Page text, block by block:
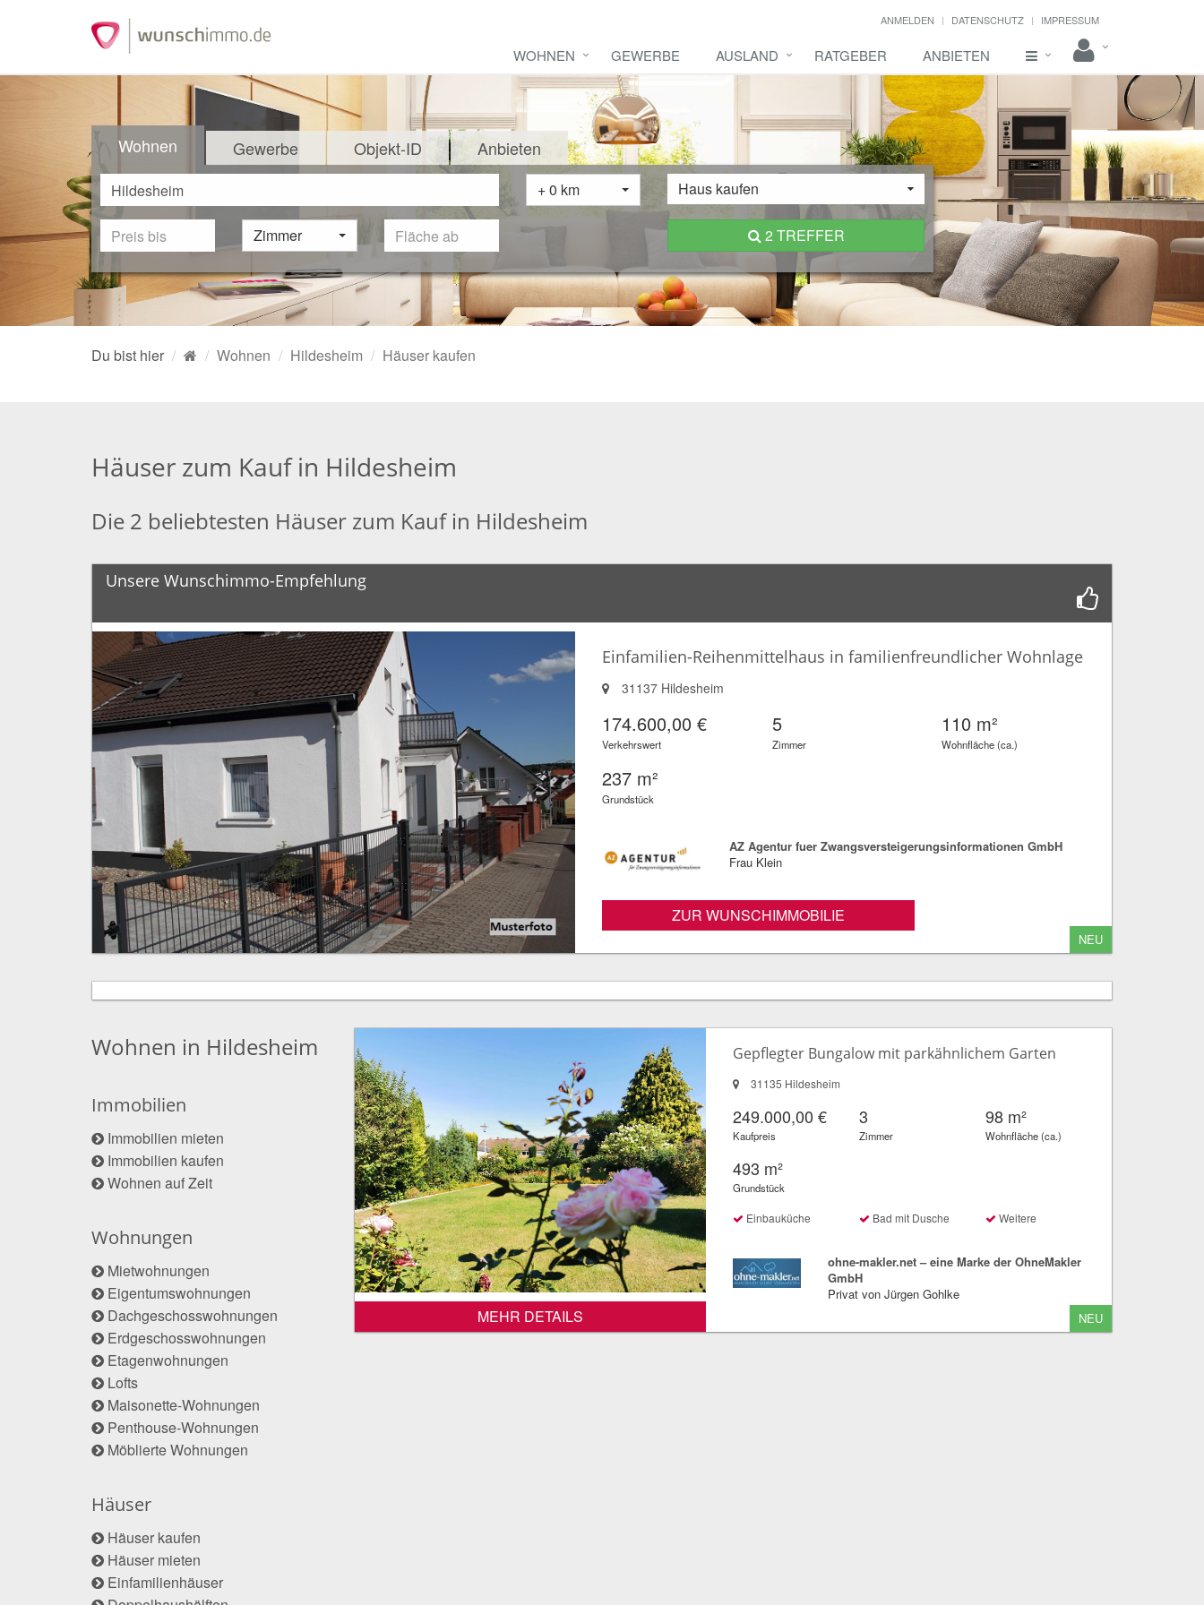
ANMELDEN DATENSCHUTZ IMPRESSUM
WOHNEN GEWERBE AUSLAND RATGEBER ANBIETEN
Wohnen Gewerbe Objekt-ID Anbieten
+ 0 km Haus kaufen
Zimmer 2 TREFFER
Du bist hier Wohnen Hildesheim Häuser kaufen
Häuser zum Kauf in Hildesheim
Die 2 beliebtesten Häuser zum Kauf in Hildesheim
Unsere Wunschimmo-Empfehlung
Einfamilien-Reihenmittelhaus in familienfreundlicher Wohnlage
31137 Hildesheim
174.600,00 €
Verkehrswert
5
Zimmer
110 m²
Wohnfläche (ca.)
237 m²
Grundstück
AZ Agentur fuer Zwangsversteigerungsinformationen GmbH
Frau Klein
ZUR WUNSCHIMMOBILIE
NEU
Wohnen in Hildesheim
Immobilien
Immobilien mieten
Immobilien kaufen
Wohnen auf Zeit
Wohnungen
Mietwohnungen
Eigentumswohnungen
Dachgeschosswohnungen
Erdgeschosswohnungen
Etagenwohnungen
Lofts
Maisonette-Wohnungen
Penthouse-Wohnungen
Möblierte Wohnungen
Häuser
Häuser kaufen
Häuser mieten
Einfamilienhäuser
MEHR DETAILS
Gepflegter Bungalow mit parkähnlichem Garten
31135 Hildesheim
249.000,00 €
Kaufpreis
3
Zimmer
98 m²
Wohnfläche (ca.)
493 m²
Grundstück
Einbauküche Bad mit Dusche Weitere
ohne-makler.net – eine Marke der OhneMakler
GmbH
Privat von Jürgen Gohlke
NEU